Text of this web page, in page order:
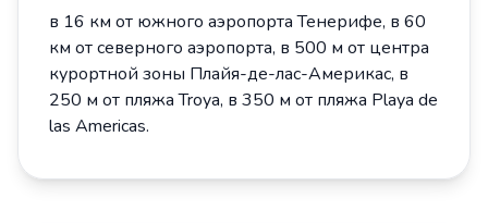
в 16 км от южного аэропорта Тенерифе, в 60
км от северного аэропорта, в 500 м от центра
курортной зоны Плайя-де-лас-Америкас, в
250 м от пляжа Troya, в 350 м от пляжа Playa de
las Americas.